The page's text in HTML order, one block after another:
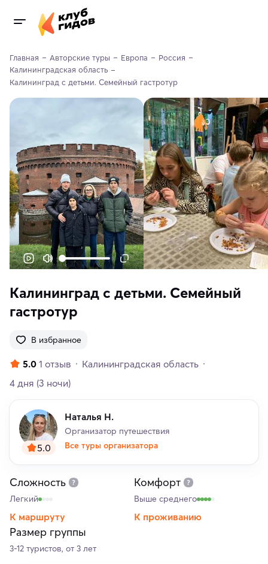
Главная Авторские туры Европа
Россия
Калининградская область
Калининград с детьми. Семейный гастротур
Калининград с детьми. Семейный
гастротур
В избранное
5.0 1 отзыв
Калининградская область
4 дня (3 ночи)
5.0
Наталья Н.
Организатор путешествия
Все туры организатора
Сложность
Легкий
К маршруту
Комфорт
Выше среднего
К проживанию
Размер группы
3-12 туристов, от 3 лет